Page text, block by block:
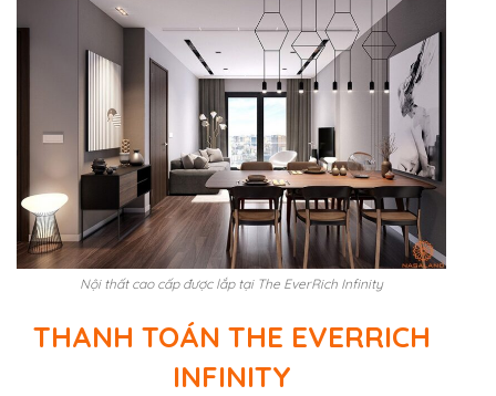
Nội thất cao cấp được lắp tại The EverRich Infinity
THANH TOÁN THE EVERRICH
INFINITY